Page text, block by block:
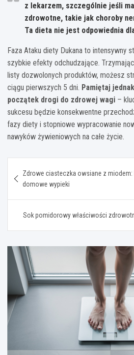
z lekarzem, szczególnie jeśli
zdrowotne, takie jak choroby
Ta dieta nie jest odpowiednia
Faza Ataku diety Dukana to intensywny
szybkie efekty odchudzające.
listy dozwolonych produktów, możesz
ciągu pierwszych 5 dni. Pamiętaj
początek drogi do zdrowej wagi –
sukcesu będzie konsekwentne
fazy diety i stopniowe wypracowanie
nawyków żywieniowych na całe życie.
wpisu
Zdrowe ciasteczka owsiane z
domowe wypieki
Sok pomidorowy właściwości